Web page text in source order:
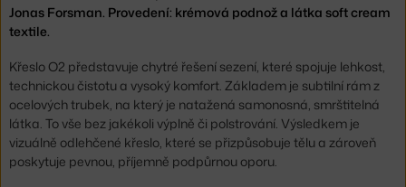
Jonas Forsman. Provedení: krémová podnož a látka soft cream
textile.
Křeslo O2 představuje chytré řešení sezení, které spojuje lehkost,
technickou čistotu a vysoký komfort. Základem je subtilní rám z
ocelových trubek, na který je natažená samonosná, smrštitelná
látka. To vše bez jakékoli výplně či polstrování. Výsledkem je
vizuálně odlehčené křeslo, které se přizpůsobuje tělu a zároveň
poskytuje pevnou, příjemně podpůrnou oporu.